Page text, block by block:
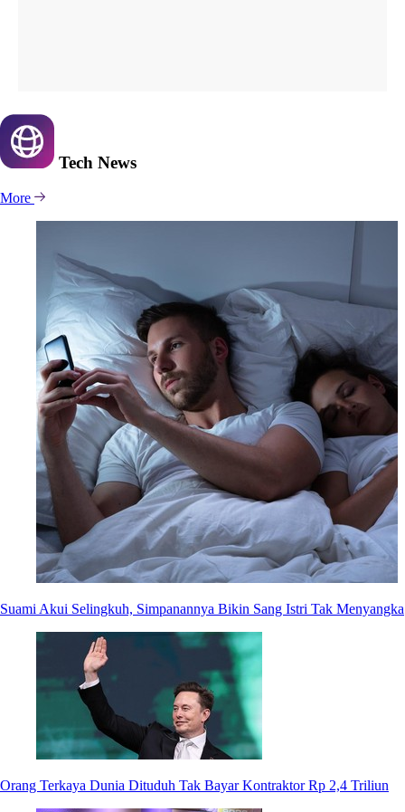
Tech News
More
Suami Akui Selingkuh, Simpanannya Bikin Sang Istri Tak Menyangka
Orang Terkaya Dunia Dituduh Tak Bayar Kontraktor Rp 2,4 Triliun